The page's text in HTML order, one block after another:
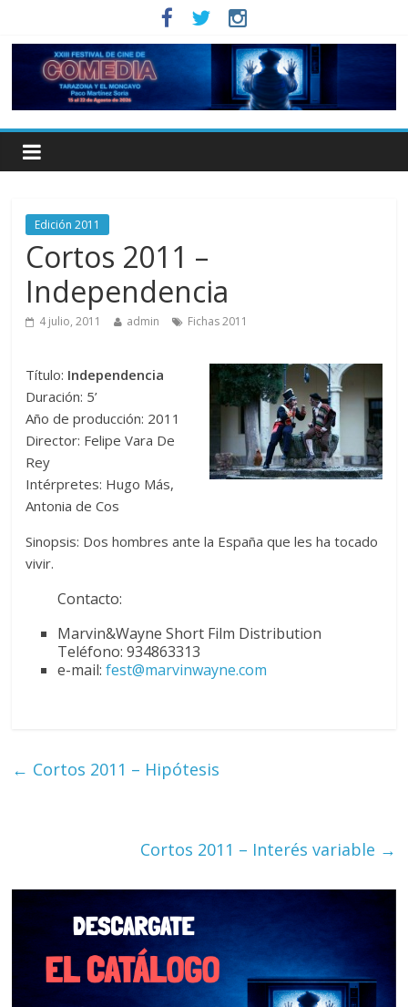
Edición 2011
Cortos 2011 –
Independencia
4 julio, 2011 admin Fichas 2011
Título: Independencia
Duración: 5’
Año de producción: 2011
Director: Felipe Vara De
Rey
Intérpretes: Hugo Más,
Antonia de Cos
Sinopsis: Dos hombres ante la España que les ha tocado
vivir.
Contacto:
Marvin&Wayne Short Film Distribution
Teléfono: 934863313
e-mail:fest@marvinwayne.com
← Cortos 2011 – Hipótesis
Cortos 2011 – Interés variable →